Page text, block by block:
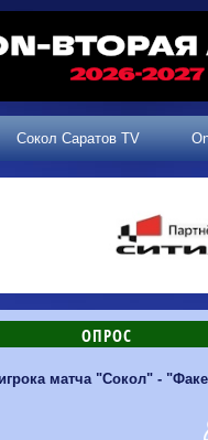
Сокол Саратов TV
ОПРОС
матча "Сокол" -